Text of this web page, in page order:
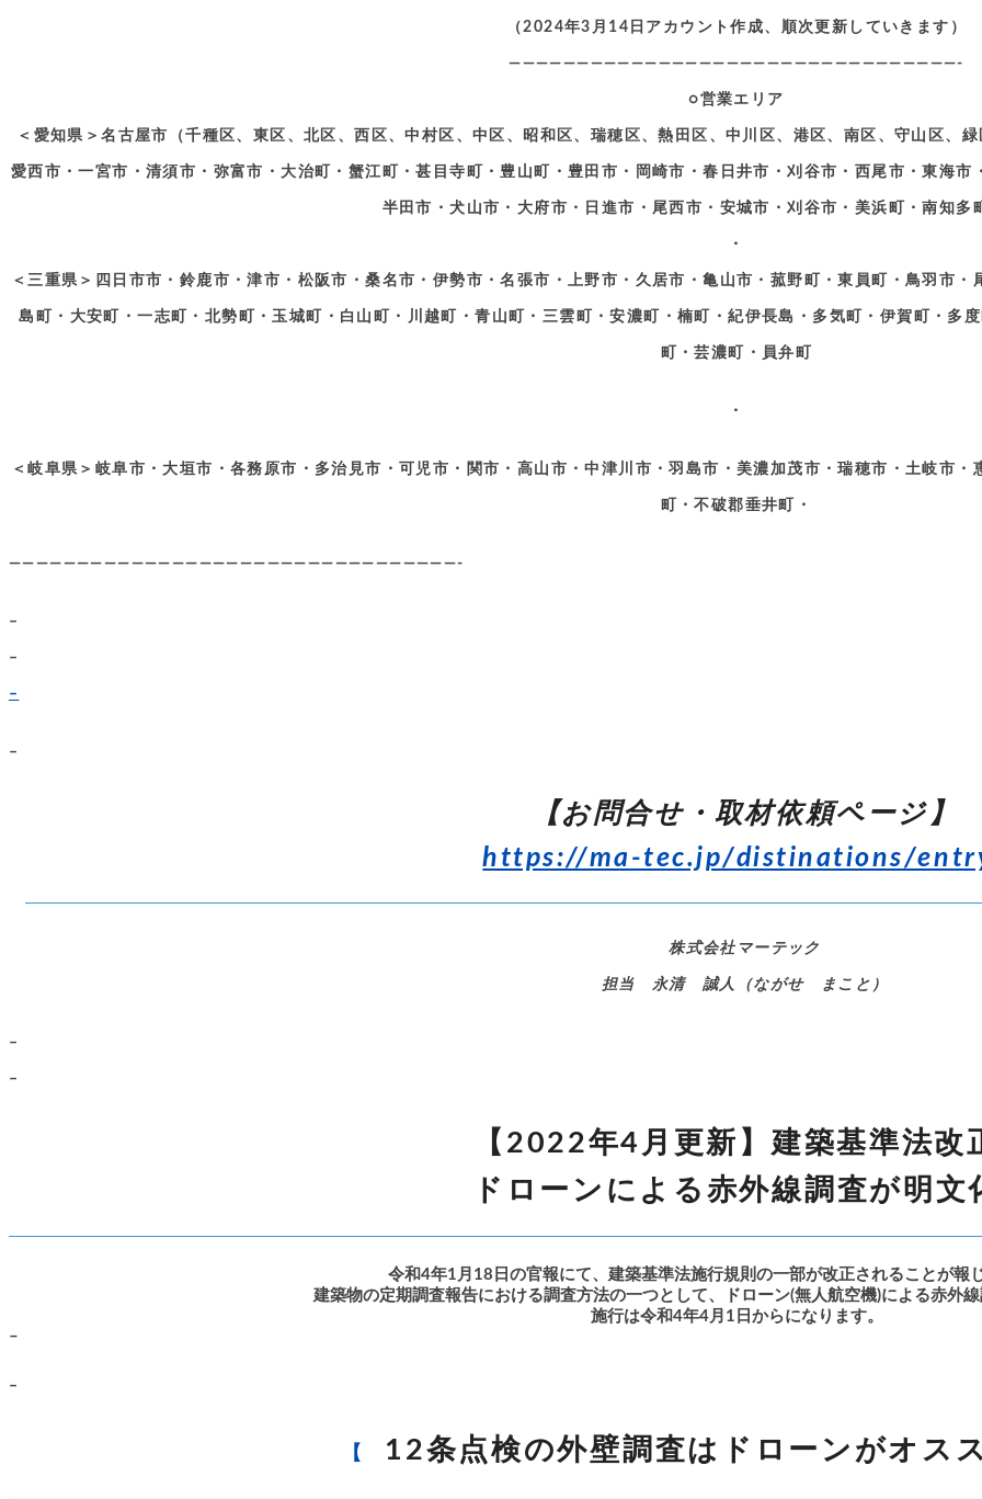
（2024年3月14日アカウント作成、順次更新していきます）
—————————————————————————————————-
○営業エリア
＜愛知県＞名古屋市（千種区、東区、北区、西区、中村区、中区、昭和区、瑞穂区、熱田区、中川区、港区、南区、守山区、
愛西市・一宮市・清須市・弥富市・大治町・蟹江町・甚目寺町・豊山町・豊田市・岡崎市・春日井市・刈谷市・西尾市・東海
半田市・犬山市・大府市・日進市・尾西市・安城市・刈谷市・美浜町・南知多
・
＜三重県＞四日市市・鈴鹿市・津市・松阪市・桑名市・伊勢市・名張市・上野市・久居市・亀山市・菰野町・東員町・鳥羽市
島町・大安町・一志町・北勢町・玉城町・白山町・川越町・青山町・三雲町・安濃町・楠町・紀伊長島・多気町・伊賀町・多
町・芸濃町・員弁町
・
＜岐阜県＞岐阜市・大垣市・各務原市・多治見市・可児市・関市・高山市・中津川市・羽島市・美濃加茂市・瑞穂市・土岐市
町・不破郡垂井町・
—————————————————————————————————-
–
–
–
–
【お問合せ・取材依頼ページ】
https://ma-tec.jp/distinations/
株式会社マーテック
担当 永清 誠人（ながせ まこと）
–
–
【2022年4月更新】建築基準法改
ドローンによる赤外線調査が明文
令和4年1月18日の官報にて、建築基準法施行規則の一部が改正されることが報
建築物の定期調査報告における調査方法の一つとして、ドローン(無人航空機)による赤外
施行は令和4年4月1日からになります。
–
–
【 12条点検の外壁調査はドローンがオス